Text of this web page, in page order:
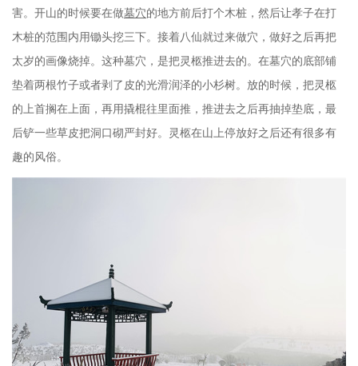
害。开山的时候要在做墓穴的地方前后打个木桩，然后让孝子在打
木桩的范围内用锄头挖三下。接着八仙就过来做穴，做好之后再把
太岁的画像烧掉。这种墓穴，是把灵柩推进去的。在墓穴的底部铺
垫着两根竹子或者剥了皮的光滑润泽的小杉树。放的时候，把灵柩
的上首搁在上面，再用撬棍往里面推，推进去之后再抽掉垫底，最
后铲一些草皮把洞口砌严封好。灵柩在山上停放好之后还有很多有
趣的风俗。